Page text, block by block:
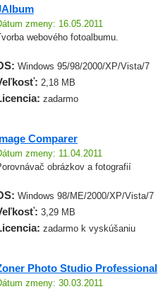
zmeny: 16.05.2011
webového fotoalbumu.
Windows 95/98/2000/XP/Vista/7
2,18 MB
zadarmo
Comparer
zmeny: 11.04.2011
obrázkov a fotografií
Windows 98/ME/2000/XP/Vista/7
3,29 MB
zadarmo k vyskúšaniu
Photo Studio Professional
zmeny: 30.03.2011